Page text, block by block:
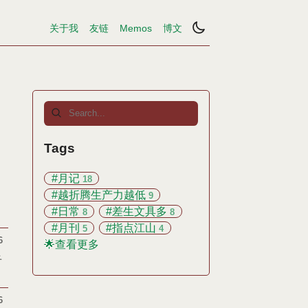
关于我 友链 Memos 博文
Tags
#月记 18
#越折腾生产力越低 9
#日常 8 #差生文具多8
#月刊 5 #指点江山4
🌟查看更多